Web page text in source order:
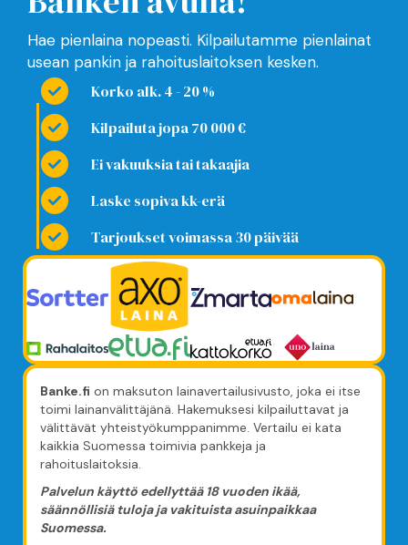
Hae pienlaina nopeasti. Kilpailutamme pienlainat
usean pankin ja rahoituslaitoksen kesken.
Korko alk. 4 - 20 %
Kilpailuta jopa 70 000 €
Ei vakuuksia tai takaajia
Laske sopiva kk-erä
Tarjoukset voimassa 30 päivää
Banke.fi on maksuton lainavertailusivusto, joka ei itse
toimi lainanvälittäjänä. Hakemuksesi kilpailuttavat ja
välittävät yhteistyökumppanimme. Vertailu ei kata
kaikkia Suomessa toimivia pankkeja ja
rahoituslaitoksia.
Palvelun käyttö edellyttää 18 vuoden ikää,
säännöllisiä tuloja ja vakituista asuinpaikkaa
Suomessa.